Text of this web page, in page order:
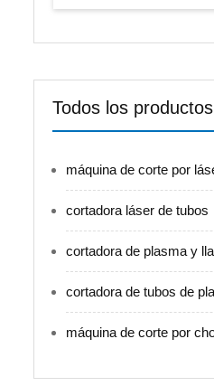
Todos los productos
máquina de corte por
cortadora láser de tubos
cortadora de plasma y
cortadora de tubos de
máquina de corte por